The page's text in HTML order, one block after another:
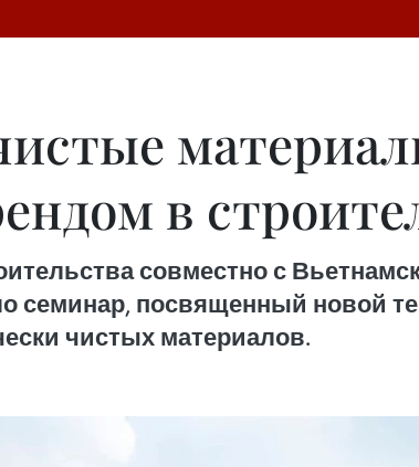
в
совместно с
семинар, посвященный новой
чистых материалов.